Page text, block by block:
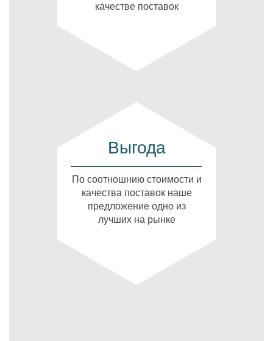
качестве поставок
Выгода
По соотношнию стоимости и
качества поставок наше
предложение одно из
лучших на рынке